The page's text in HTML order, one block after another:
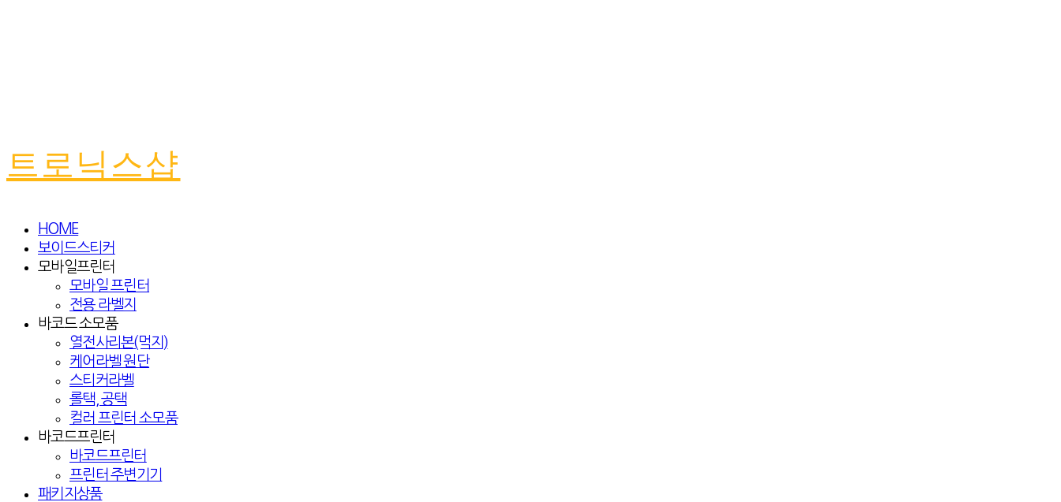
트로닉스샵
HOME
보이드스티커
모바일프린터
모바일 프린터
전용 라벨지
바코드 소모품
열전사리본(먹지)
케어라벨 원단
스티커라벨
롤택, 공택
컬러 프린터 소모품
바코드프린터
바코드프린터
프린터 주변기기
패키지상품